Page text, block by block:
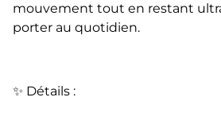
mouvement tout en restant
porter au quotidien.
✨ Détails :